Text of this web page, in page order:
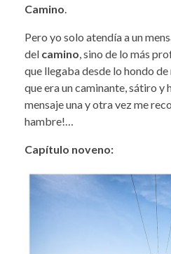
Camino.
Pero yo solo atendía a un
del camino, sino de lo más
que llegaba desde lo hondo
que era un caminante, sátiro y
mensaje una y otra vez me
hambre!…
Capítulo noveno: